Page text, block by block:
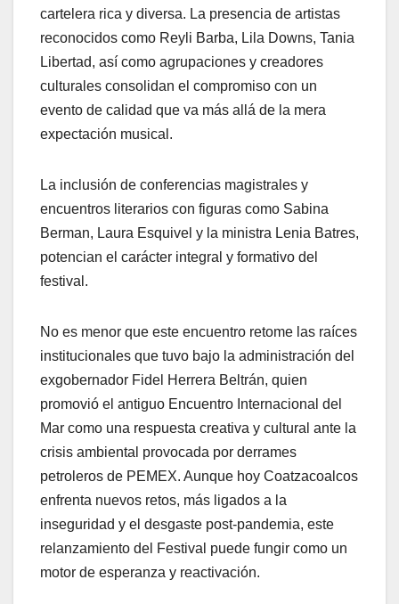
cartelera rica y diversa. La presencia de artistas
reconocidos como Reyli Barba, Lila Downs, Tania
Libertad, así como agrupaciones y creadores
culturales consolidan el compromiso con un
evento de calidad que va más allá de la mera
expectación musical.
La inclusión de conferencias magistrales y
encuentros literarios con figuras como Sabina
Berman, Laura Esquivel y la ministra Lenia Batres,
potencian el carácter integral y formativo del
festival.
No es menor que este encuentro retome las raíces
institucionales que tuvo bajo la administración del
exgobernador Fidel Herrera Beltrán, quien
promovió el antiguo Encuentro Internacional del
Mar como una respuesta creativa y cultural ante la
crisis ambiental provocada por derrames
petroleros de PEMEX. Aunque hoy Coatzacoalcos
enfrenta nuevos retos, más ligados a la
inseguridad y el desgaste post-pandemia, este
relanzamiento del Festival puede fungir como un
motor de esperanza y reactivación.